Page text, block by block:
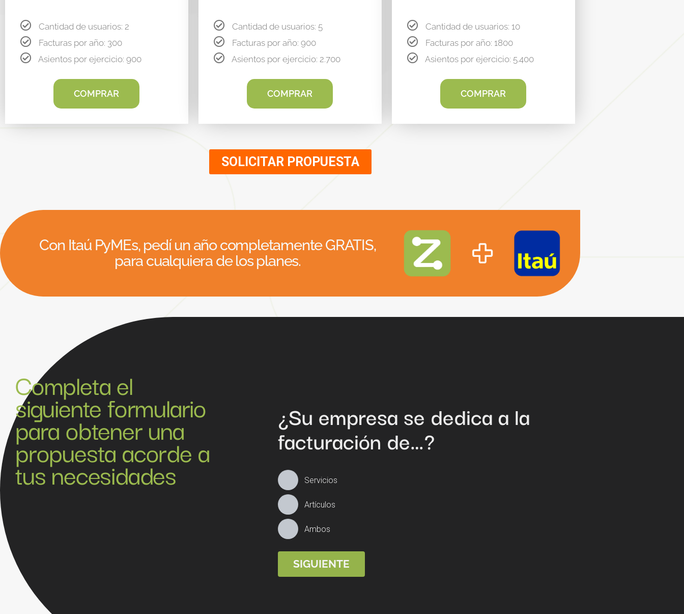
Cantidad de usuarios: 2
Facturas por año: 300
Asientos por ejercicio: 900
COMPRAR
Cantidad de usuarios: 5
Facturas por año: 900
Asientos por ejercicio: 2.700
COMPRAR
Cantidad de usuarios: 10
Facturas por año: 1800
Asientos por ejercicio: 5.400
COMPRAR
SOLICITAR PROPUESTA
Con Itaú PyMEs, pedí un año completamente GRATIS,
para cualquiera de los planes.
Completa el
siguiente formulario
para obtener una
propuesta acorde a
tus necesidades
¿Su empresa se dedica a la
facturación de…?
Servicios
Artículos
Ambos
SIGUIENTE